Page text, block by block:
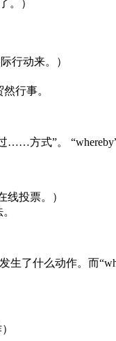
。）
行动来。）
行事。
……方式”。
线投票。）
了什么动作。而